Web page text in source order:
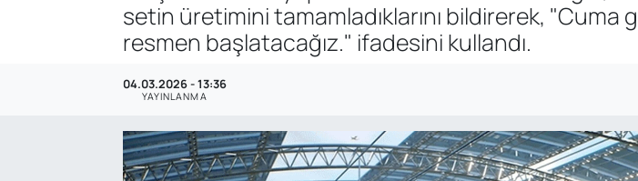
setin üretimini tamamladıklarını bildirerek,
resmen başlatacağız." ifadesini kullandı.
04.03.2026 - 13:36
YAYINLANMA
Süper Lig Puan Durumu ve Fikstür
Son Dakika Haberleri
Haber Arşivi